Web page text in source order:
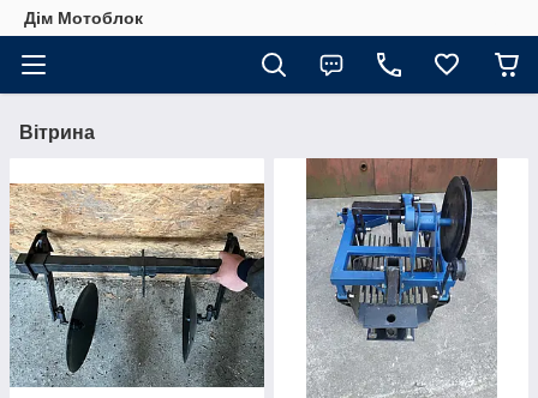
Дім Мотоблок
Вітрина